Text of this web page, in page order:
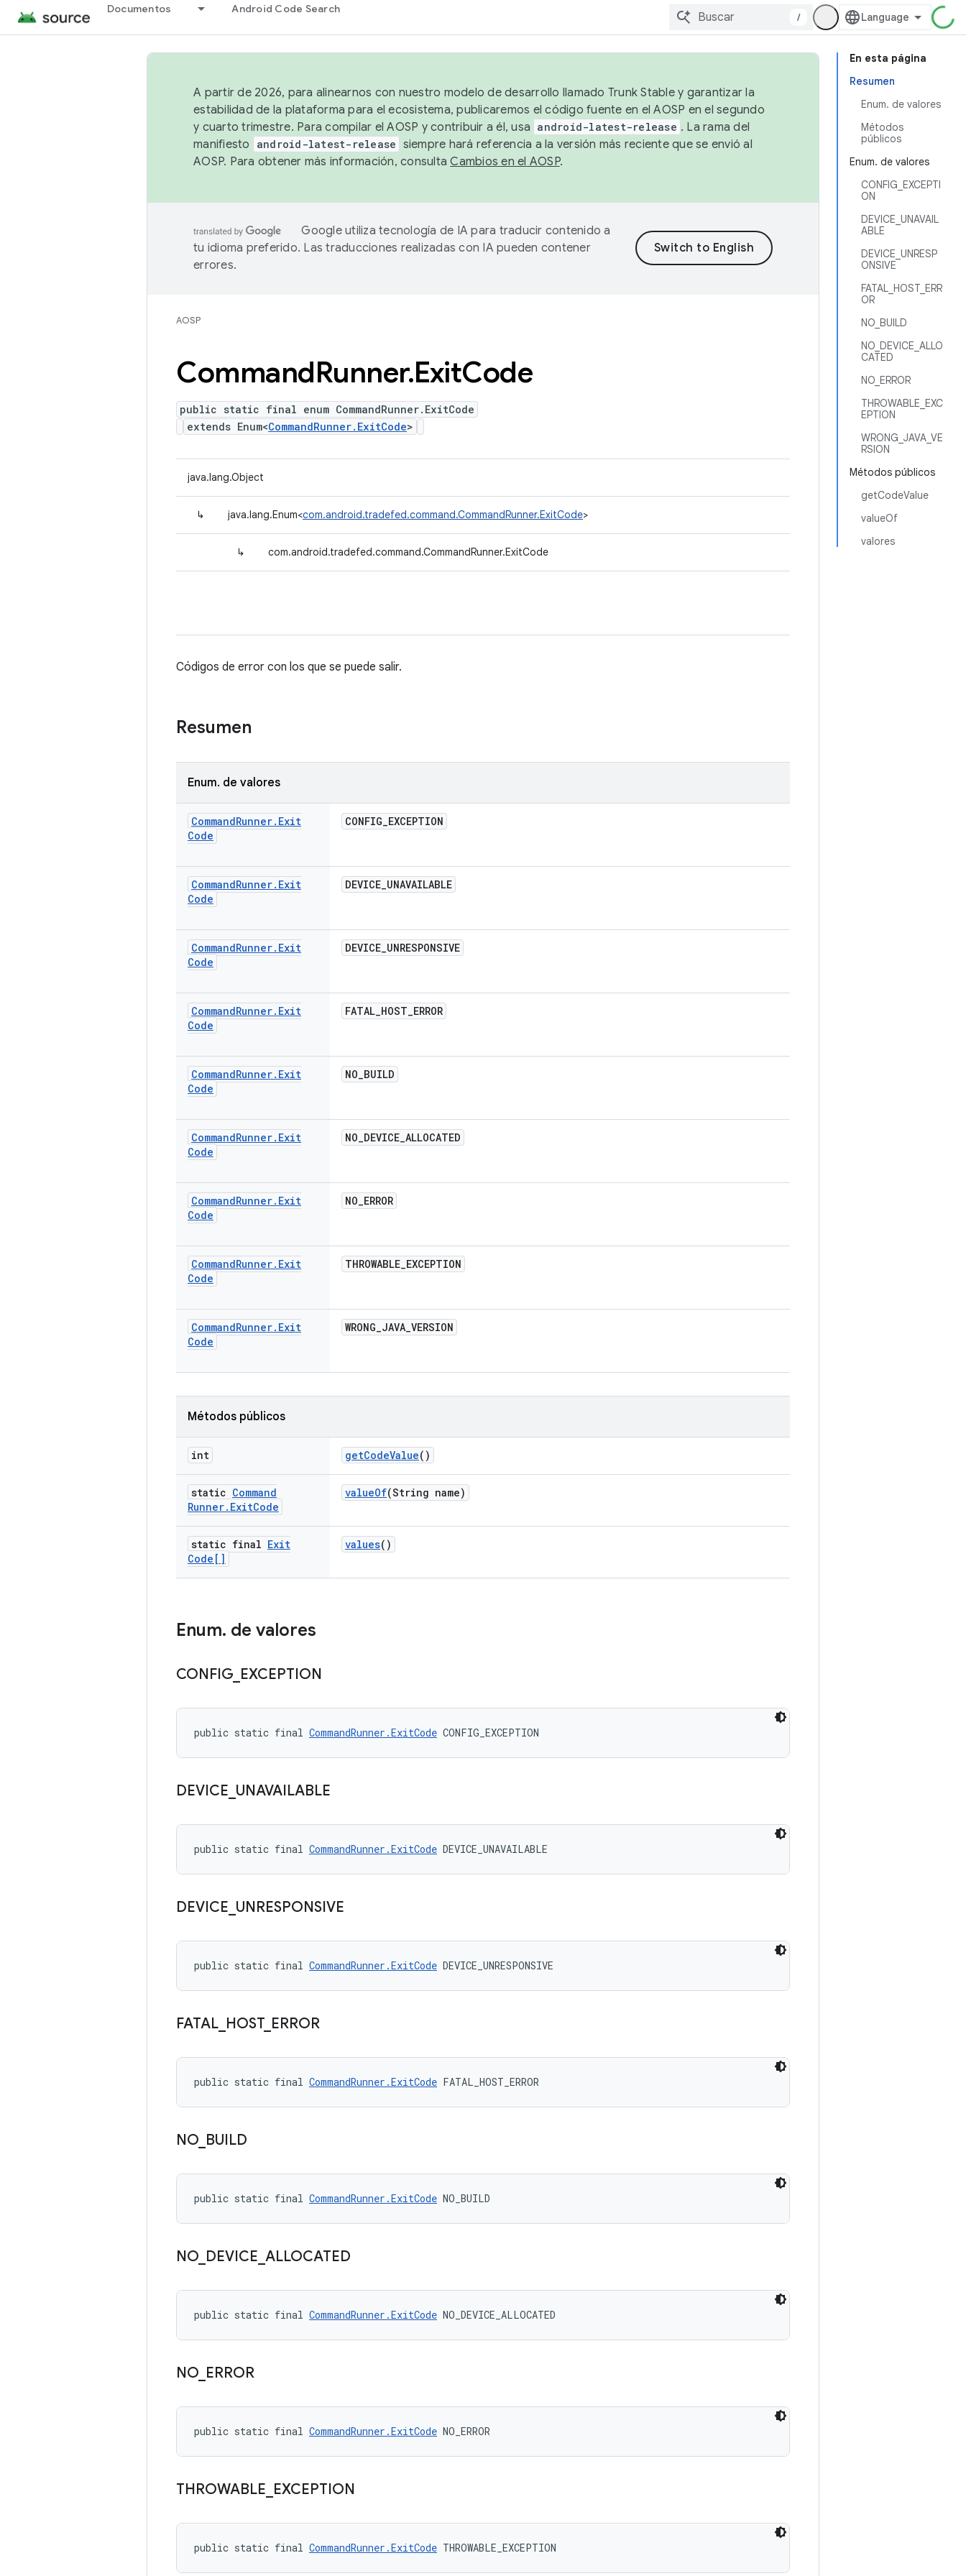
Documentos Android Code Search
/
En esta página
Resumen
Enum. de valores
Métodos
públicos
Enum. de valores
CONFIG_EXCEPTI
ON
DEVICE_UNAVAIL
ABLE
DEVICE_UNRESP
ONSIVE
FATAL_HOST_ERR
OR
NO_BUILD
NO_DEVICE_ALLO
CATED
NO_ERROR
THROWABLE_EXC
EPTION
WRONG_JAVA_VE
RSION
Métodos públicos
getCodeValue
valueOf
valores
A partir de 2026, para alinearnos con nuestro modelo de desarrollo llamado Trunk Stable y garantizar la
estabilidad de la plataforma para el ecosistema, publicaremos el código fuente en el AOSP en el segundo
y cuarto trimestre. Para compilar el AOSP y contribuir a él, usa android-latest-release . La rama del
manifiesto
android-latest-release siempre hará referencia a la versión más reciente que se envió al
AOSP. Para obtener más información, consultaCambios en el AOSP.
Google utiliza tecnología de IA para traducir contenido a
tu idioma preferido. Las traducciones realizadas con IA pueden contener
errores.
AOSP
CommandRunner.ExitCode
public static final enum CommandRunner.ExitCode
extends Enum<CommandRunner.ExitCode>
java.lang.Object
↳ java.lang.Enum<com.android.tradefed.command.CommandRunner.ExitCode>
↳ com.android.tradefed.command.CommandRunner.ExitCode
Códigos de error con los que se puede salir.
Resumen
Enum. de valores
CommandRunner. Exit
Code
CONFIG_EXCEPTION
CommandRunner. Exit
Code
DEVICE_UNAVAILABLE
CommandRunner. Exit
Code
DEVICE_UNRESPONSIVE
CommandRunner. Exit
Code
FATAL_HOST_ERROR
CommandRunner. Exit
Code
NO_BUILD
CommandRunner. Exit
Code
NO_DEVICE_ALLOCATED
CommandRunner. Exit
Code
NO_ERROR
CommandRunner. Exit
Code
THROWABLE_EXCEPTION
CommandRunner. Exit
Code
WRONG_JAVA_VERSION
Métodos públicos
int getCodeValue()
static Command
Runner. ExitCode
valueOf(String name)
static final Exit
Code[]
values()
Enum. de valores
CONFIG EXCEPTION
public static final CommandRunner.ExitCode CONFIG_EXCEPTION
DEVICE UNAVAILABLE
public static final CommandRunner.ExitCode DEVICE_UNAVAILABLE
DEVICE UNRESPONSIVE
public static final CommandRunner.ExitCode DEVICE_UNRESPONSIVE
FATAL HOST_ ERROR
public static final CommandRunner.ExitCode FATAL_HOST_ERROR
NO BUILD
public static final CommandRunner.ExitCode NO_BUILD
NO DEVICE ALLOCATED
public static final CommandRunner.ExitCode NO_DEVICE_ALLOCATED
NO ERROR
public static final CommandRunner.ExitCode NO_ERROR
THROWABLE EXCEPTION
public static final CommandRunner.ExitCode THROWABLE_EXCEPTION